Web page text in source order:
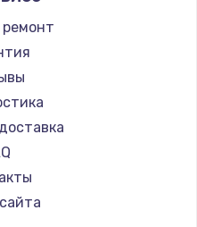
Wi-Fi
Land Rover
Acer
HP
Poco
HTC
Blackmagic
Nothing
iQOO